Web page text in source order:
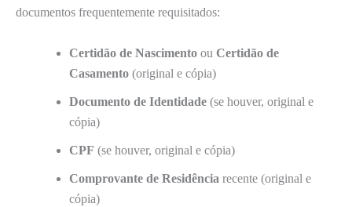
documentos frequentemente requisitados:
Certidão de Nascimento ou Certidão de
Casamento (original e cópia)
Documento de Identidade (se houver, original e
cópia)
CPF (se houver, original e cópia)
Comprovante de Residência recente (original e
cópia)